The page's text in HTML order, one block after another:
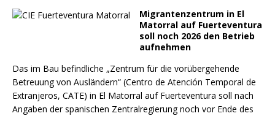
Migrantenzentrum in El
Matorral auf Fuerteventura
soll noch 2026 den Betrieb
aufnehmen
Das im Bau befindliche „Zentrum für die vorübergehende
Betreuung von Ausländern“ (Centro de Atención Temporal de
Extranjeros, CATE) in El Matorral auf Fuerteventura soll nach
Angaben der spanischen Zentralregierung noch vor Ende des